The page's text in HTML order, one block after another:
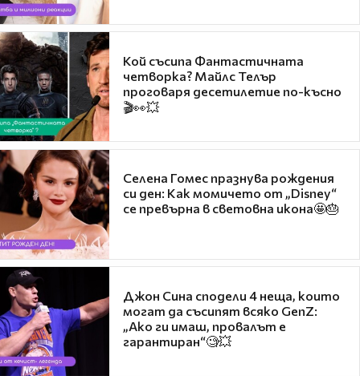
Кой съсипа Фантастичната
четворка? Майлс Телър
проговаря десетилетие по-късно
🎬👀💥
Селена Гомес празнува рождения
си ден: Как момичето от „Disney“
се превърна в световна икона🤩🎂
Джон Сина сподели 4 неща, които
могат да съсипят всяко GenZ:
„Ако ги имаш, провалът е
гарантиран“🧐💥